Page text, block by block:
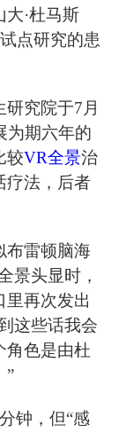
·杜马斯
试点研究的患
究院于7月
为期六年的
较VR全景治
疗法，后者
布雷顿脑海
景头显时，
里再次发出
这些话我会
角色是由杜
”
钟，但“感